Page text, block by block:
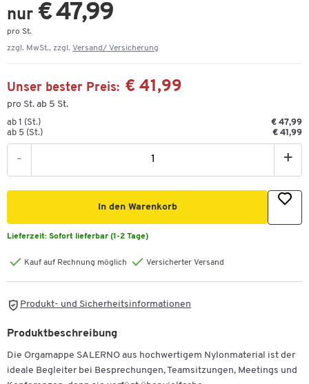
nur € 47,99
pro St.
zzgl. MwSt., zzgl. Versand/ Versicherung
Unser bester Preis: € 41,99
pro St. ab 5 St.
ab 1 (St.)
€ 47,99
ab 5 (St.)
€ 41,99
- +
In den Warenkorb
Lieferzeit: Sofort lieferbar (1-2 Tage)
Kauf auf Rechnung möglich Versicherter Versand
Produkt- und Sicherheitsinformationen
Produktbeschreibung
Die Orgamappe SALERNO aus hochwertigem Nylonmaterial ist der
ideale Begleiter bei Besprechungen, Teamsitzungen, Meetings und